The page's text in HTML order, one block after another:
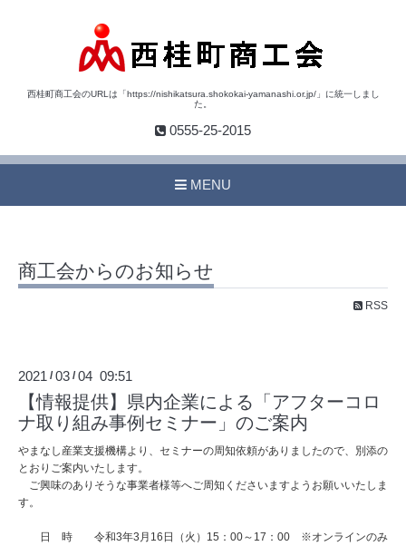
西桂町商工会のURLは「https://nishikatsura.shokokai-yamanashi.or.jp/」に統一しまし
た。
0555-25-2015
MENU
商工会からのお知らせ
RSS
2021 /03 /04 09:51
【情報提供】県内企業による「アフターコロ
ナ取り組み事例セミナー」のご案内
やまなし産業支援機構より、セミナーの周知依頼がありましたので、別添の
とおりご案内いたします。
ご興味のありそうな事業者様等へご周知くださいますようお願いいたしま
す。
日 時 令和3年3月16日（火）15：00～17：00 ※オンラインのみ